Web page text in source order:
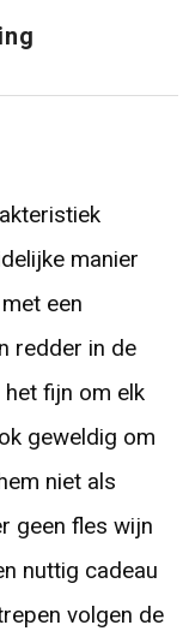
manier
een
redder in de
fijn om elk
geweldig om
niet als
geen fles wijn
nuttig cadeau
volgen de